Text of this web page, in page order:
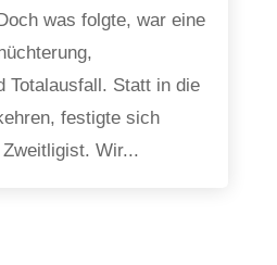
was folgte, war eine
Totalausfall. Statt in die
festigte sich
Wir...